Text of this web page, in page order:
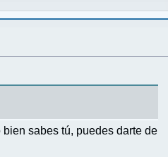
sabes tú, puedes darte de